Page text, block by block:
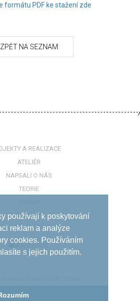
používají k poskytování
reklam a analýze
cookies. Používáním
s jejich použitím.
formátu PDF ke stažení zde
A REALIZACE
ATELIÉR
NAPSALI O NÁS
TEORIE
KONTAKTY